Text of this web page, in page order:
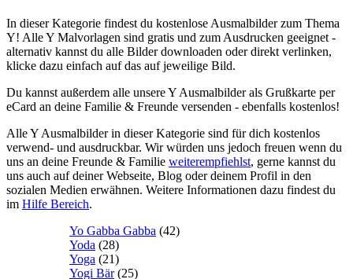
In dieser Kategorie findest du kostenlose Ausmalbilder zum Thema
Y! Alle Y Malvorlagen sind gratis und zum Ausdrucken geeignet -
alternativ kannst du alle Bilder downloaden oder direkt verlinken,
klicke dazu einfach auf das auf jeweilige Bild.
Du kannst außerdem alle unsere Y Ausmalbilder als Grußkarte per
eCard an deine Familie & Freunde versenden - ebenfalls kostenlos!
Alle Y Ausmalbilder in dieser Kategorie sind für dich kostenlos
verwend- und ausdruckbar. Wir würden uns jedoch freuen wenn du
uns an deine Freunde & Familie weiterempfiehlst, gerne kannst du
uns auch auf deiner Webseite, Blog oder deinem Profil in den
sozialen Medien erwähnen. Weitere Informationen dazu findest du
im Hilfe Bereich.
Yo Gabba Gabba (42)
Yoda (28)
Yoga (21)
Yogi Bär (25)